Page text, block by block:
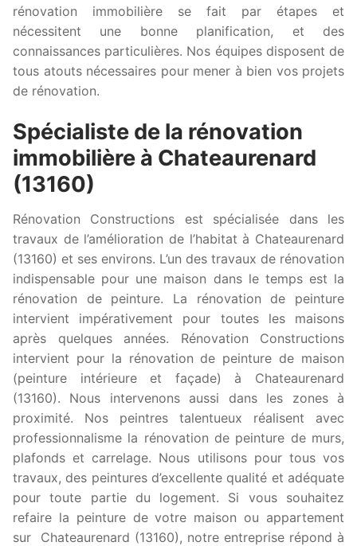
rénovation immobilière se fait par étapes et
nécessitent une bonne planification, et des
connaissances particulières. Nos équipes disposent de
tous atouts nécessaires pour mener à bien vos projets
de rénovation.
Spécialiste de la rénovation
immobilière à Chateaurenard
(13160)
Rénovation Constructions est spécialisée dans les
travaux de l’amélioration de l’habitat à Chateaurenard
(13160) et ses environs. L’un des travaux de rénovation
indispensable pour une maison dans le temps est la
rénovation de peinture. La rénovation de peinture
intervient impérativement pour toutes les maisons
après quelques années. Rénovation Constructions
intervient pour la rénovation de peinture de maison
(peinture intérieure et façade) à Chateaurenard
(13160). Nous intervenons aussi dans les zones à
proximité. Nos peintres talentueux réalisent avec
professionnalisme la rénovation de peinture de murs,
plafonds et carrelage. Nous utilisons pour tous vos
travaux, des peintures d’excellente qualité et adéquate
pour toute partie du logement. Si vous souhaitez
refaire la peinture de votre maison ou appartement
sur Chateaurenard (13160), notre entreprise répond à